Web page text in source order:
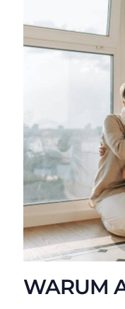
WARUM